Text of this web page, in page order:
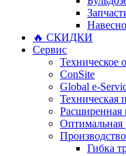
🔥 СКИДКИ
Сервис
Техническое
ConSite
Global e-
Техническая
Расширенная
Оптимальная
Производство
Гибка